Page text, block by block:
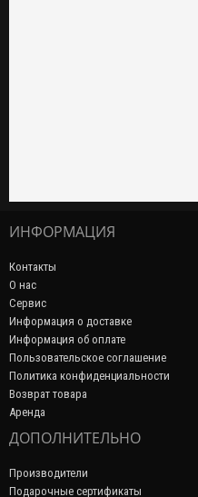
ИНФОРМАЦИЯ
Контакты
О нас
Сервис
Информация о доставке
Информация об оплате
Пользовательское соглашение
Политика конфиденциальности
Возврат товара
Аренда
ДОПОЛНИТЕЛЬНО
Производители
Подарочные сертификаты